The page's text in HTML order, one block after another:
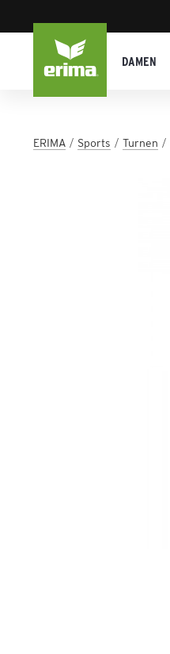
DAMEN
ERIMA Sports Turnen